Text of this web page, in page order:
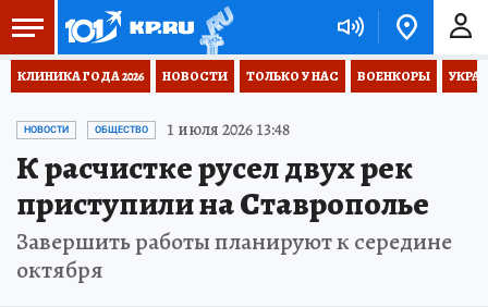
КЛИНИКА ГОДА 2026 НОВОСТИ ТОЛЬКО У НАС ВОЕНКОРЫ
НОВОСТИ ОБЩЕСТВО 1 июля 2026 13:48
К расчистке русел двух рек
приступили на Ставрополье
Завершить работы планируют к середине
октября